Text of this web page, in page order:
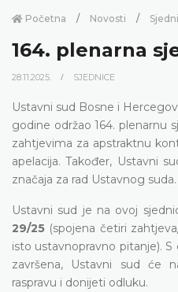
Početna Novosti
164. plenarna
28.11.2025. SJEDNICE
Ustavni sud Bosne i
godine održao 164. plenarnu
zahtjevima za apstraktnu
apelacija. Također, Ustavni
značaja za rad Ustavnog suda.
Ustavni sud je na ovoj
29/25 (spojena četiri
isto ustavnopravno pitanje).
završena, Ustavni sud će
raspravu i donijeti odluku.